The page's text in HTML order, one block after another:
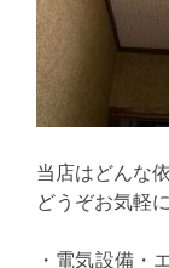
当店はどんな
どうぞお気軽
・電気設備・